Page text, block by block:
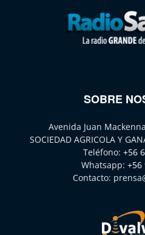
SOBRE
Avenida Juan
SOCIEDAD AGRICOLA Y
Teléfono: +56
Whatsapp: +56
Contacto: